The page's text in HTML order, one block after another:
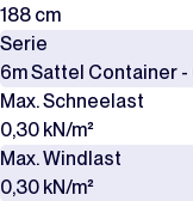
188 cm
Serie
6m Sattel Container -
Max. Schneelast
0,30 kN/m²
Max. Windlast
0,30 kN/m²